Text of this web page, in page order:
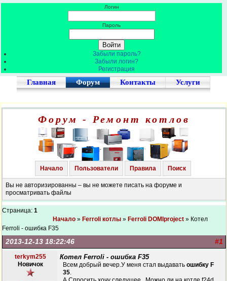
Логин
Пароль
Забыли пароль?
Забыли логин?
Регистрация
Главная Форум Контакты Услуги
Форум - Ремонт котлов
Начало Пользователи Правила Поиск
Вы не авторизированны – вы не можете писать на форуме и
просматривать файлы
Страница: 1
Начало » Ferroli котлы » Ferroli DOMIproject » Котел
Ferroli - ошибка F35
#1
2013-12-13 18:22:46
terkym255
Новичок
Котел Ferroli - ошибка F35
Всем добрый вечер.У меня стал выдавать ошибку F
35.